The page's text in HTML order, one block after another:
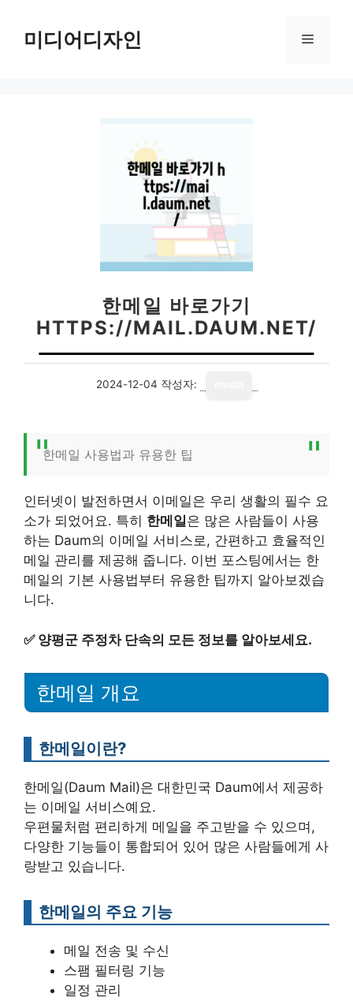
미디어디자인 메
한메일 바로가기
HTTPS://MAIL.DAUM.NET/
2024-12-04 작성자:
한메일 사용법과 유용한 팁
인터넷이 발전하면서 이메일은 우리 생활의 필수 요
소가 되었어요. 특히 한메일은 많은 사람들이 사용
하는 Daum의 이메일 서비스로, 간편하고 효율적인
메일 관리를 제공해 줍니다. 이번 포스팅에서는 한
메일의 기본 사용법부터 유용한 팁까지 알아보겠습
니다.
✅ 양평군 주정차 단속의 모든 정보를 알아보세요.
한메일 개요
한메일이란?
한메일(Daum Mail)은 대한민국 Daum에서 제공하
는 이메일 서비스예요.
우편물처럼 편리하게 메일을 주고받을 수 있으며,
다양한 기능들이 통합되어 있어 많은 사람들에게 사
랑받고 있습니다.
한메일의 주요 기능
메일 전송 및 수신
스팸 필터링 기능
일정 관리